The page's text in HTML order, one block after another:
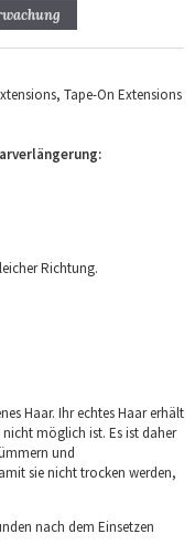
Tape-On Extensions
Richtung.
Haar. Ihr echtes Haar erhält
möglich ist. Es ist daher
und
sie nicht trocken werden,
nach dem Einsetzen